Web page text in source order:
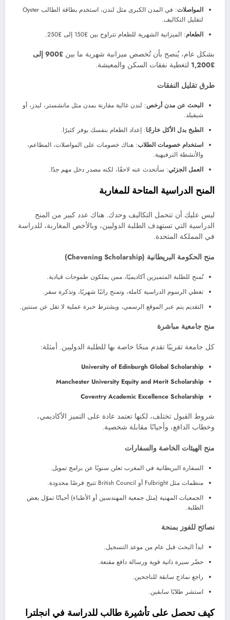
المواصلات
: في المدن الكبرى مثل لندن، استخدم بطاقة الطالب Oyster
لتقليل التكاليف.
الطعام: الميزانية الشهرية للطعام تتراوح بين £150 إلى £250.
بشكل عام، يُنصح بأن تُخصص ميزانية شهرية ما بين
£900 إلى
£1,200
لتغطية نفقات السكن والمعيشة.
طرق تقليل النفقات
البحث عن مدن أرخص: لندن غالية مقارنة بمدن مثل مانشستر، ليدز، أو
شيفيلد.
الطبخ بدل الأكل خارجًا: إعداد الطعام بنفسك يوفر كثيرًا.
استخدام خصومات الطلاب: هناك خصومات على المواصلات، المطاعم،
والأنشطة الترفيهية.
العمل الجزئي: سأتحدث عنه لاحقًا، لكنه مصدر دخل مهم جدًا.
المنح الدراسية المتاحة للمغاربة
ليس عليك أن تتحمل التكاليف وحدك. هناك عدد كبير من المنح
الدراسية التي تستهدف الطلبة الدوليين، وبالأخص المغاربة، للدراسة
في المملكة المتحدة.
منح الحكومة البريطانية (Chevening Scholarship)
تُمنح للطلبة المتميزين أكاديميًا، ممن يملكون طموحات قيادية.
تغطي الرسوم الدراسية كاملة، وتمنح راتبًا شهريًا، وتذكرة سفر.
التقديم يتم عبر الموقع الرسمي، ويشترط خبرة عملية لا تقل عن سنتين.
منح جامعية مباشرة
كل جامعة تقريبًا تقدم منحًا خاصة بها للطلبة الدوليين. أمثلة:
University of Edinburgh Global Scholarship
Manchester University Equity and Merit Scholarship
Coventry Academic Excellence Scholarship
شروط القبول تختلف، لكنها تعتمد عادة على التميز الأكاديمي،
وخطاب الدافع، وأحيانًا مقابلة شخصية.
منح الهيئات الخاصة والسفارات
السفارة البريطانية في المغرب تعلن سنويًا عن برامج تمويل.
منظمات مثل Fulbright أو British Council تتيح فرصًا محدودة.
الجمعيات المهنية (مثل جمعية المهندسين أو الأطباء) أحيانًا تموّل بعض
الطلبة.
نصائح للفوز بمنحة
ابدأ البحث قبل عام من موعد التسجيل.
حضّر سيرة ذاتية قوية ورسالة دافع مقنعة.
راجع نماذج سابقة للناجحين.
استشر طلابًا سابقين.
كيف تحصل على تأشيرة طالب للدراسة في انجلترا